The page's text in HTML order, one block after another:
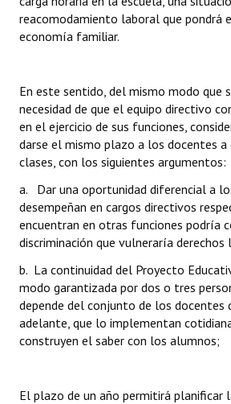
Huéspedes de Honor - Registro
Bariloche, Municipio intercultural
Entrega de distinciones
REFORMA DE LA CARTA ORGÁNICA
reacomodamiento laboral que pondrá
economía familiar.
En este sentido, del mismo modo que
necesidad de que el equipo directivo
en el ejercicio de sus funciones,
darse el mismo plazo a los docentes a
clases, con los siguientes argumentos:
a. Dar una oportunidad diferencial a
desempeñan en cargos directivos
encuentran en otras funciones podría
discriminación que vulneraría derechos
b. La continuidad del Proyecto
modo garantizada por dos o tres
depende del conjunto de los docentes
adelante, que lo implementan
construyen el saber con los alumnos;
El plazo de un año permitirá planificar